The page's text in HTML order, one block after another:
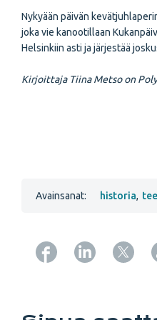
Nykyään päivän
joka vie kanootillaan
Helsinkiin asti ja järjestää
Kirjoittaja Tiina Metso on
Avainsanat: historia,